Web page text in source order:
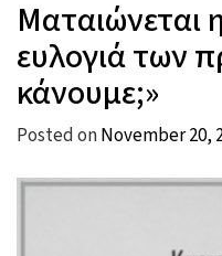
Ματαιώνεται
ευλογιά των
κάνουμε;»
Posted onNovember 20,